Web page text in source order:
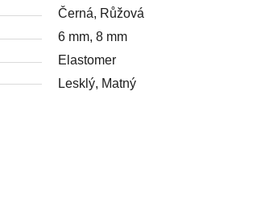
Černá, Růžová
6 mm, 8 mm
Elastomer
Lesklý, Matný